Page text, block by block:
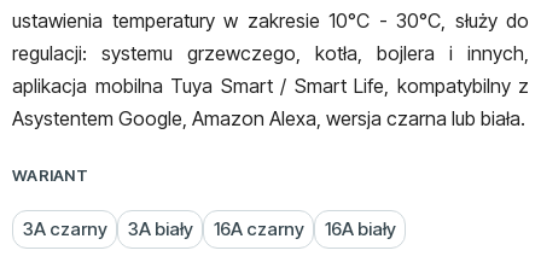
ustawienia temperatury w zakresie 10°C - 30°C, służy do
regulacji: systemu grzewczego, kotła, bojlera i innych,
aplikacja mobilna Tuya Smart / Smart Life, kompatybilny z
Asystentem Google, Amazon Alexa, wersja czarna lub biała.
WARIANT
3A czarny 3A biały 16A czarny 16A biały